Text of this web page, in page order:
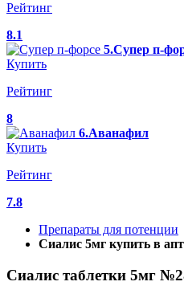
Рейтинг
8.1
5.Супер п-
Купить
Рейтинг
8
6.Аванафил
Купить
Рейтинг
7.8
Препараты для потенции
Сиалис 5мг купить в
Сиалис таблетки 5мг